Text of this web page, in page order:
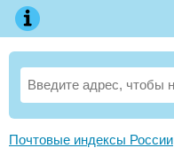
Почтовые индексы России